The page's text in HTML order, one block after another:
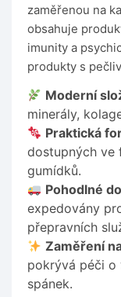
zaměřenou na
obsahuje
imunity a
produkty s
Moderní
minerály,
Praktická
dostupných ve
gumídků.
Pohodlné
expedovány
přepravních
Zaměření
pokrývá péči o
spánek.